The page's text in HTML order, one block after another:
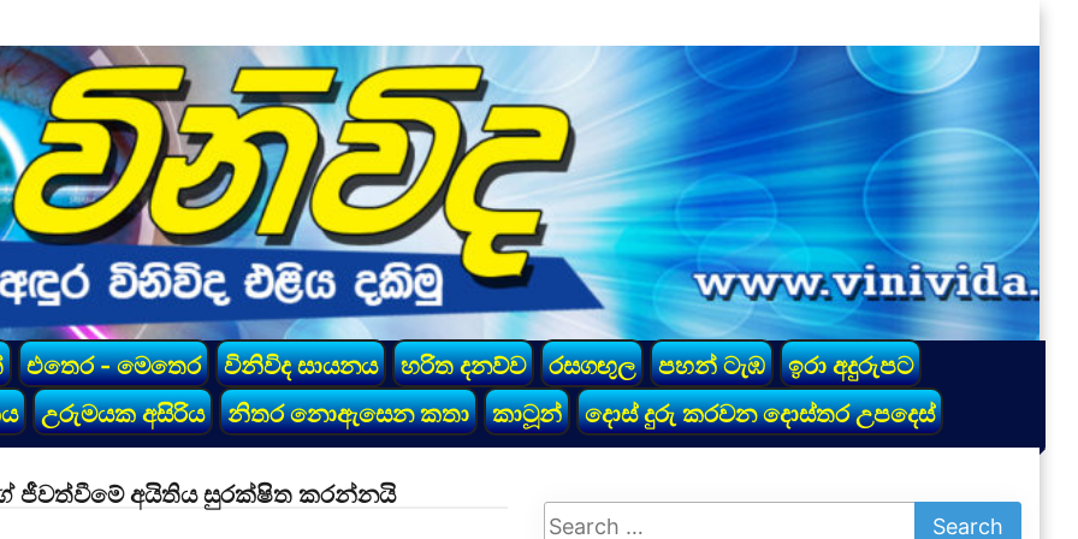
එතෙර - මෙතෙර විනිවිද සායනය හරිත දනව්ව රසගඟුල පහන් ටැඹ
ඉරා අදුරුපට
උරුමයක අසිරිය නිතර නොඇසෙන කතා කාටූන් දොස් දුරු කරවන දොස්තර උපදෙස්
ජීවත්වීමේ අයිතිය සුරක්ෂිත කරන්නයි